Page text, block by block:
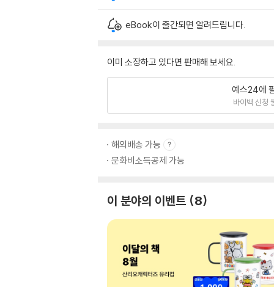
eBook이 출간되면 알려드립니다.
이미 소장하고 있다면 판매해 보세요.
예스24에
바이백 신청
해외배송 가능
문화비소득공제 가능
이 분야의 이벤트 8